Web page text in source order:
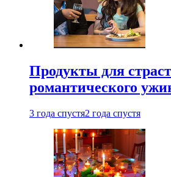
Продукты для
романтического
3 года спустя2 года спустя